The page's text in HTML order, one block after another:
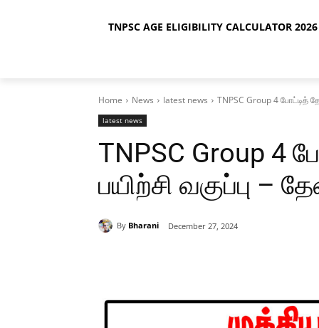
TNPSC AGE ELIGIBILITY CALCULATOR
Home News latest news TNPSC Group 4 போட்டித்
latest news
TNPSC Group 4
பயிற்சி வகுப்பு –
By Bharani December 27, 2024